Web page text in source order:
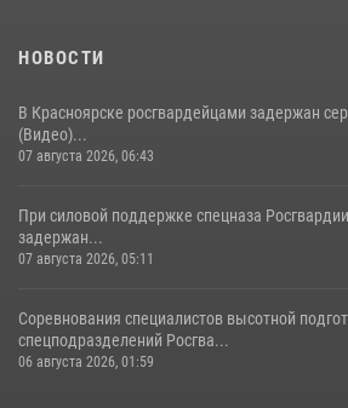
НОВОСТИ
В Красноярске росгвардейцами задержан
(Видео)...
07 августа 2026, 06:43
При силовой поддержке спецназа
задержан...
07 августа 2026, 05:11
Соревнования специалистов высотной
спецподразделений Росгва...
06 августа 2026, 01:59